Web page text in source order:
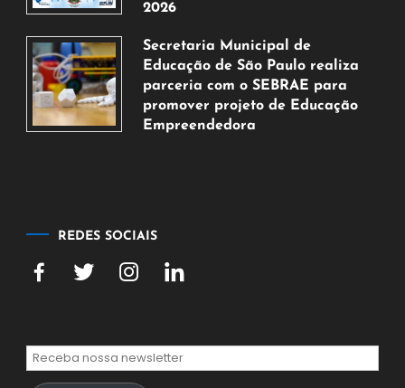
2026
de
agosto
de
2026
Secretaria Municipal de
Educação de São Paulo realiza
parceria com o SEBRAE para
promover projeto de Educação
Empreendedora
2026
REDES SOCIAIS